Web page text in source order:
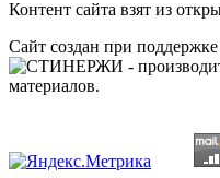
Контент сайта взят из
Сайт создан при
-
материалов.